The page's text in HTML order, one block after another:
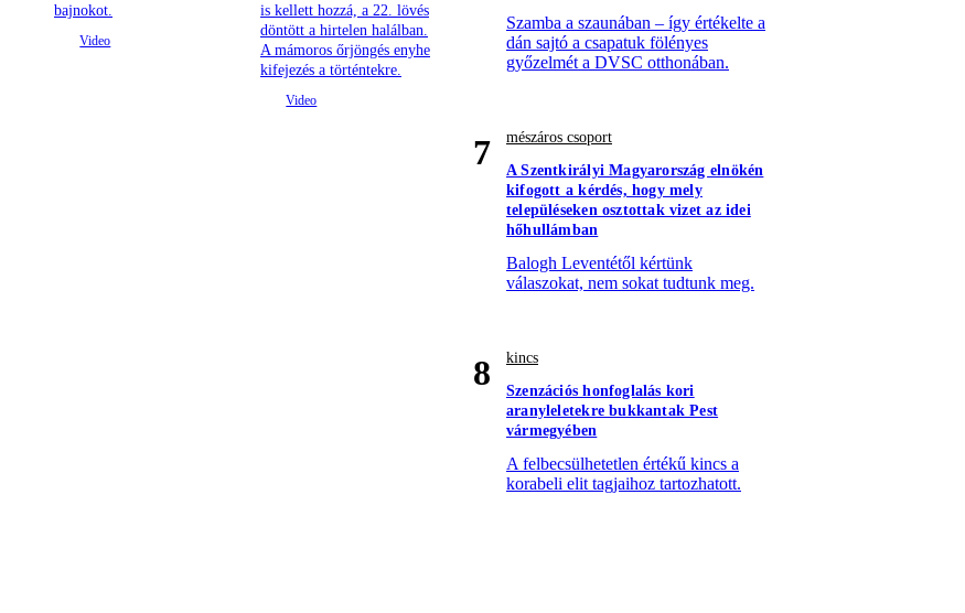
bajnokot.
is kellett hozzá, a 22. lövés
döntött a hirtelen halálban.
A mámoros őrjöngés enyhe
kifejezés a történtekre.
Szamba a szaunában – így értékelte a
dán sajtó a csapatuk fölényes
győzelmét a DVSC otthonában.
7
mészáros csoport
A Szentkirályi Magyarország elnökén
kifogott a kérdés, hogy mely
településeken osztottak vizet az idei
hőhullámban
Balogh Leventétől kértünk
válaszokat, nem sokat tudtunk meg.
8
kincs
Szenzációs honfoglalás kori
aranyleletekre bukkantak Pest
vármegyében
A felbecsülhetetlen értékű kincs a
korabeli elit tagjaihoz tartozhatott.